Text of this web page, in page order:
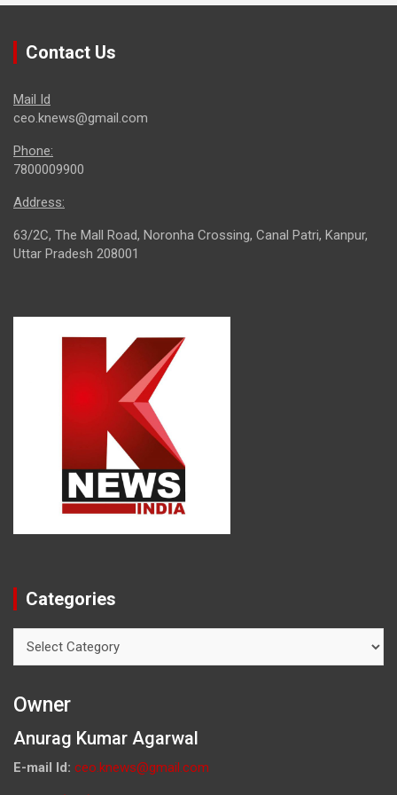
Contact Us
Mail Id
ceo.knews@gmail.com
Phone:
7800009900
Address:
63/2C, The Mall Road, Noronha Crossing, Canal Patri, Kanpur,
Uttar Pradesh 208001
Categories
Owner
Anurag Kumar Agarwal
E-mail Id: ceo.knews@gmail.com